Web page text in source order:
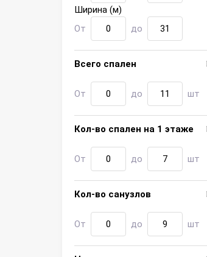
Ширина (м)
От
до
Всего спален
От до шт
Кол-во спален на 1 этаже
От до шт
Кол-во санузлов
От до шт